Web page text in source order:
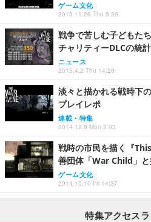
ゲーム文化
2015.11.26 Thu 9:36
戦争で苦しむ子どもた
チャリティーDLCの統
ニュース
2015.4.2 Thu 14:28
淡々と描かれる戦時下
プレイレポ
連載・特集
2014.12.8 Mon 2:03
戦時の市民を描く『
善団体「War Child」
ゲーム文化
2014.10.10 Fri 14:37
特集アクセス